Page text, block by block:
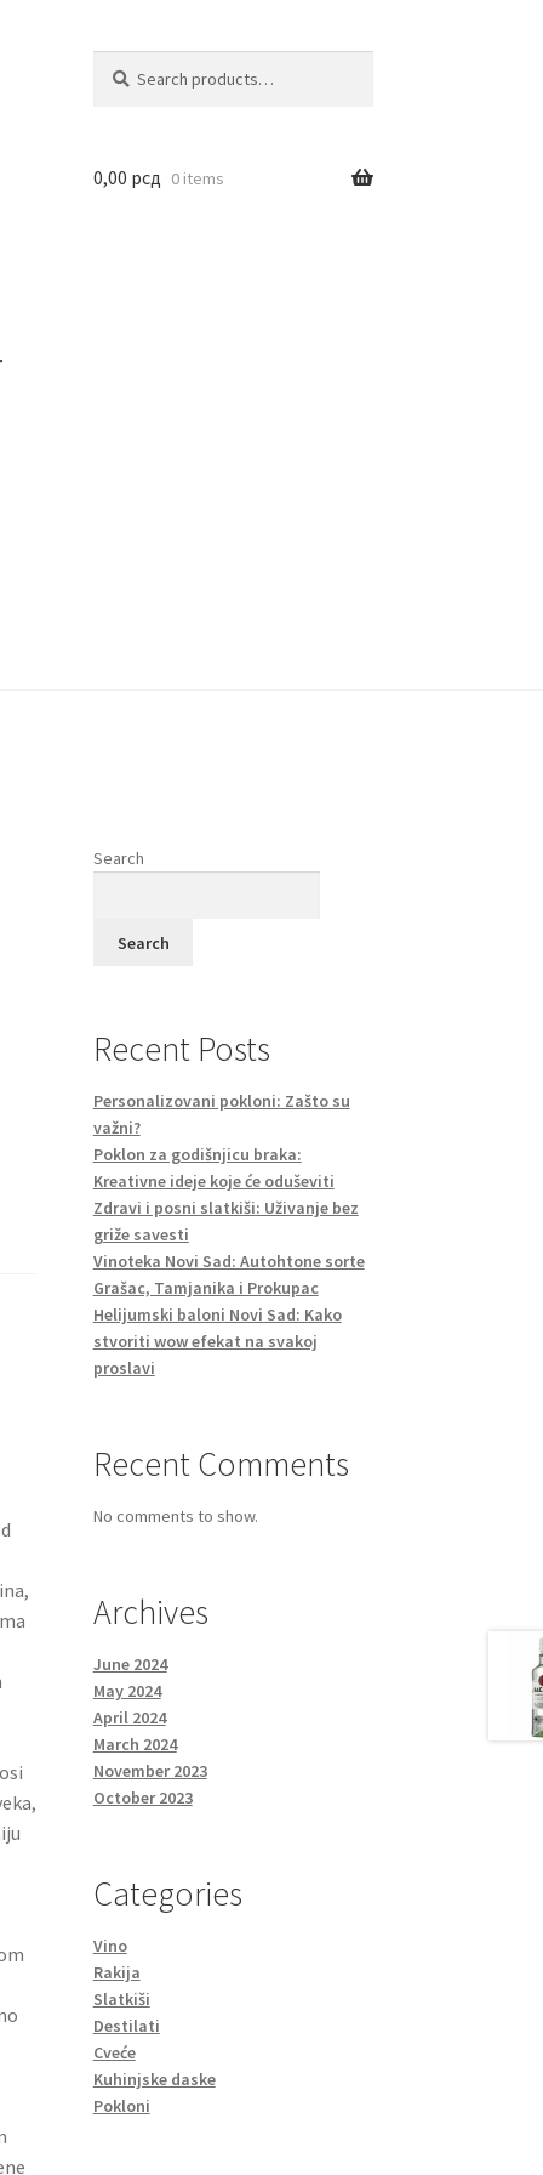
for:
0,00 рсд 0 items
Search
Search
Recent Posts
Personalizovani pokloni: Zašto su
važni?
Poklon za godišnjicu braka:
Kreativne ideje koje će oduševiti
Zdravi i posni slatkiši: Uživanje bez
griže savesti
Vinoteka Novi Sad: Autohtone sorte
Grašac, Tamjanika i Prokupac
Helijumski baloni Novi Sad: Kako
stvoriti wow efekat na svakoj
proslavi
Recent Comments
No comments to show.
Archives
June 2024
May 2024
April 2024
March 2024
November 2023
October 2023
Categories
Vino
Rakija
Slatkiši
Destilati
Cveće
Kuhinjske daske
Pokloni